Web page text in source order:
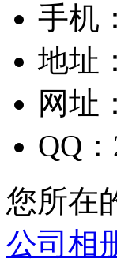
手机
地址
网址
QQ
您所在
公司相